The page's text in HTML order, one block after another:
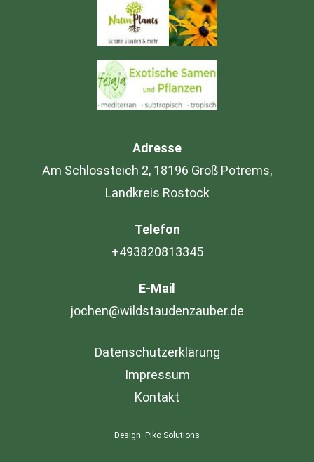
Adresse
Am Schlossteich 2, 18196 Groß Potrems,
Landkreis Rostock
Telefon
+493820813345
E-Mail
jochen@wildstaudenzauber.de
Datenschutzerklärung
Impressum
Kontakt
Design: Piko Solutions